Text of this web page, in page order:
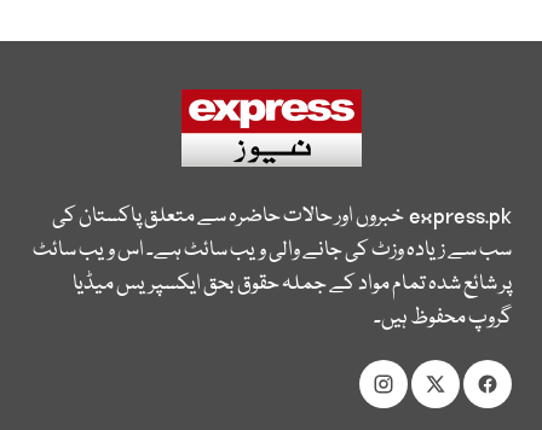
express.pkخبروں اور حالات حاضرہ سے متعلق پاکستان کی
سب سے زیادہ وزٹ کی جانے والی ویب سائٹ ہے۔ اس ویب سائٹ
پر شائع شدہ تمام مواد کے جملہ حقوق بحق ایکسپریس میڈیا
گروپ محفوظ ہیں۔